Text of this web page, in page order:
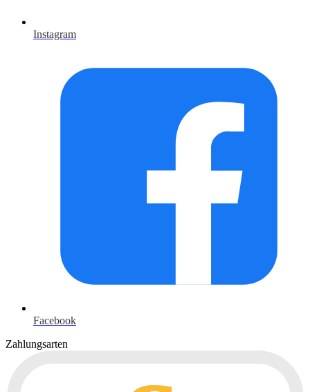
Facebook
Instagram
Zahlungsarten